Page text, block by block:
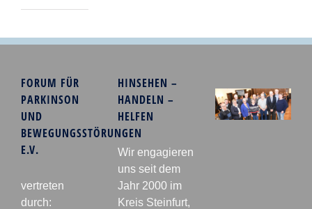
FORUM FÜR
PARKINSON
UND
BEWEGUNGSSTÖRUNGEN
E.V.
vertreten
durch:
HINSEHEN –
HANDELN –
HELFEN
Wir engagieren
uns seit dem
Jahr 2000 im
Kreis Steinfurt,